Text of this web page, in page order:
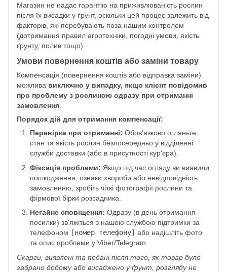
Магазин не надає гарантію на приживлюваність рослин
після їх висадки у ґрунт, оскільки цей процес залежить від
факторів, які перебувають поза нашим контролем
(дотримання правил агротехніки, погодні умови, якість
ґрунту, полив тощо).
Умови повернення коштів або заміни товару
Компенсація (повернення коштів або відправка заміни)
можлива виключно у випадку, якщо клієнт повідомив
про проблему з рослиною одразу при отриманні
замовлення.
Порядок дій для отримання компенсації:
Перевірка при отриманні: Обов'язково огляньте
стан та якість рослин безпосередньо у відділенні
служби доставки (або в присутності кур'єра).
Фіксація проблеми: Якщо під час огляду ви виявили
пошкодження, ознаки хвороби або невідповідність
замовленню, зробіть чіткі фотографії рослини та
фірмової бірки розсадника.
Негайне сповіщення: Одразу (в день отримання
посилки) зв'яжіться з нашою службою підтримки за
телефоном [номер телефону] або надішліть фото
та опис проблеми у Viber/Telegram.
Скарги, виявлені та подані після того, як товар було
забрано додому або висаджено у ґрунт, розгляду не